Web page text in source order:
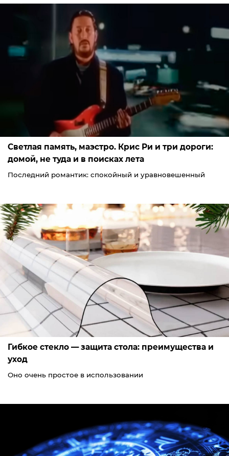
Светлая память, маэстро. Крис Ри и три дороги:
домой, не туда и в поисках лета
Последний романтик: спокойный и уравновешенный
Гибкое стекло — защита стола: преимущества и
уход
Оно очень простое в использовании